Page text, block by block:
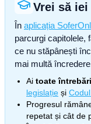
Vrei să
În aplicația
parcurgi capitolele,
ce nu stăpânești
mai multă
Ai toate
legislație și
Progresul
repetat și cât de